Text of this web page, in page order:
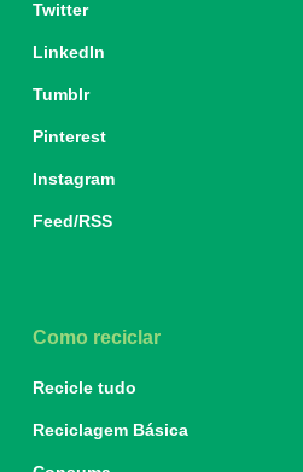
Twitter
LinkedIn
Tumblr
Pinterest
Instagram
Feed/RSS
Como reciclar
Recicle tudo
Reciclagem Básica